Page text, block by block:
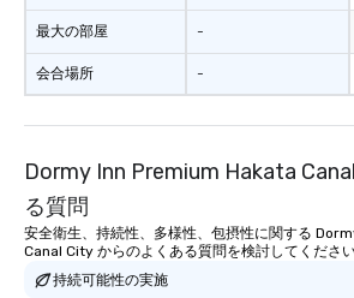
最大の部屋
会合場所
-
-
Dormy Inn Premium Hakata
る質問
安全衛生、持続性、多様性、包摂性に関する
Canal City からのよくある質問を検討してくださ
持続可能性の実施